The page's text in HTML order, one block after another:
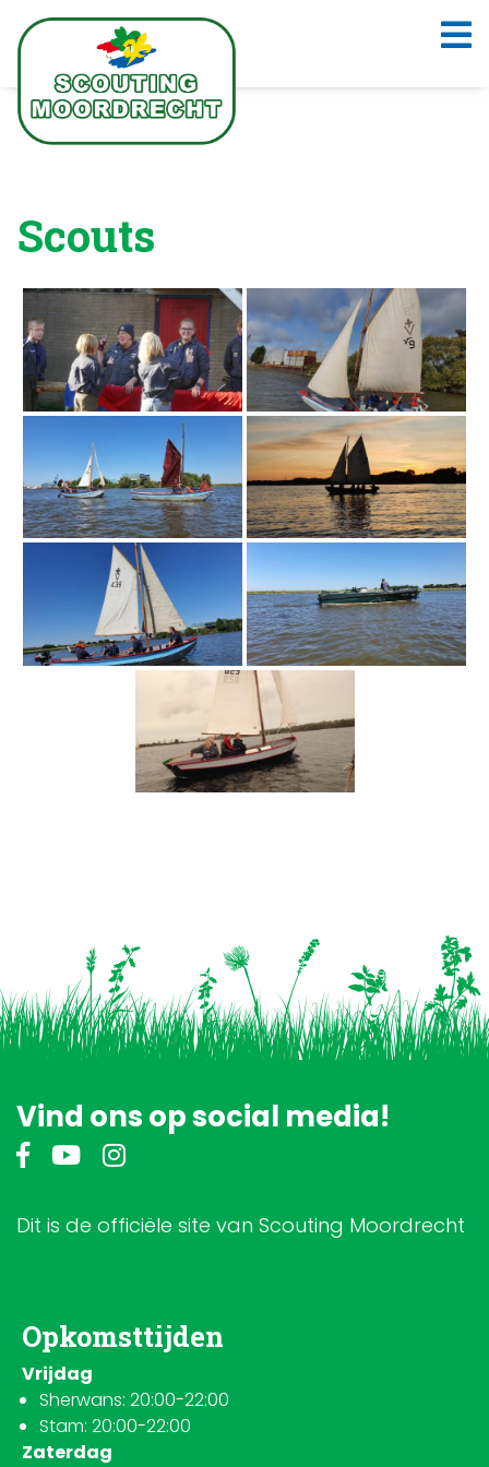
Scouts
Vind ons op social media!
Dit is de officiële site van Scouting Moordrecht
Opkomsttijden
Vrijdag
Sherwans: 20:00-22:00
Stam: 20:00-22:00
Zaterdag